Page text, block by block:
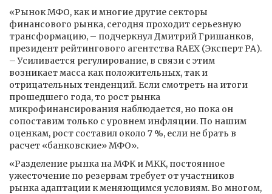
«Рынок МФО, как и многие другие секторы
финансового рынка, сегодня проходит серьезную
трансформацию, – подчеркнул Дмитрий Гришанков,
президент рейтингового агентства RAEX (Эксперт РА).
– Усиливается регулирование, в связи с этим
возникает масса как положительных, так и
отрицательных тенденций. Если смотреть на итоги
прошедшего года, то рост рынка
микрофинансирования наблюдается, но пока он
сопоставим только с уровнем инфляции. По нашим
оценкам, рост составил около 7 %, если не брать в
расчет «банковские» МФО».
«Разделение рынка на МФК и МКК, постоянное
ужесточение по резервам требует от участников
рынка адаптации к меняющимся условиям. Во многом,